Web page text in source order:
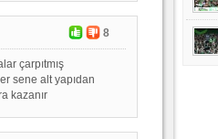
8
çarpıtmış
sene alt yapıdan
kazanır